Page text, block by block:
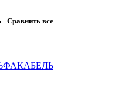
Сравнить все